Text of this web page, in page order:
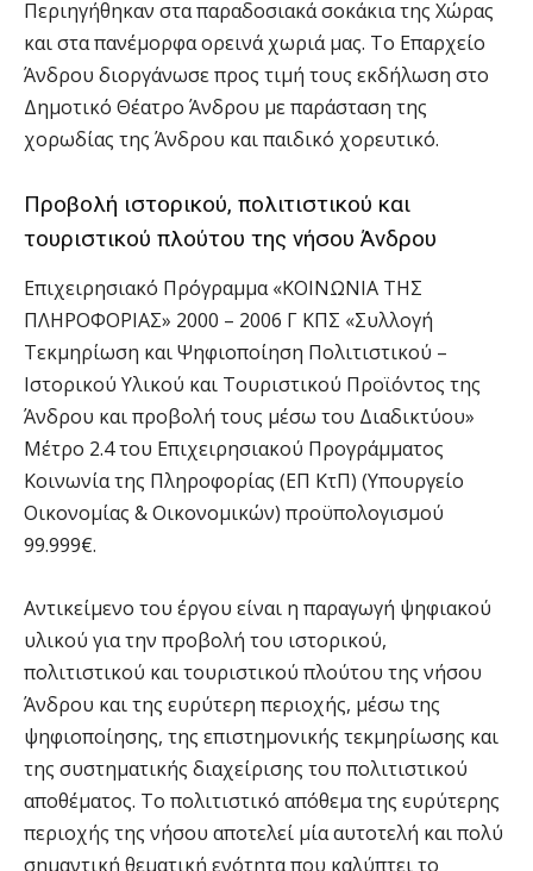
Περιηγήθηκαν στα παραδοσιακά σοκάκια της Χώρας
και στα πανέμορφα ορεινά χωριά μας. Το Επαρχείο
Άνδρου διοργάνωσε προς τιμή τους εκδήλωση στο
Δημοτικό Θέατρο Άνδρου με παράσταση της
χορωδίας της Άνδρου και παιδικό χορευτικό.
Προβολή ιστορικού, πολιτιστικού και
τουριστικού πλούτου της νήσου Άνδρου
Επιχειρησιακό Πρόγραμμα «ΚΟΙΝΩΝΙΑ ΤΗΣ
ΠΛΗΡΟΦΟΡΙΑΣ» 2000 – 2006 Γ ΚΠΣ «Συλλογή
Τεκμηρίωση και Ψηφιοποίηση Πολιτιστικού –
Ιστορικού Υλικού και Τουριστικού Προϊόντος της
Άνδρου και προβολή τους μέσω του Διαδικτύου»
Μέτρο 2.4 του Επιχειρησιακού Προγράμματος
Κοινωνία της Πληροφορίας (ΕΠ ΚτΠ) (Υπουργείο
Οικονομίας & Οικονομικών) προϋπολογισμού
99.999€.
Αντικείμενο του έργου είναι η παραγωγή ψηφιακού
υλικού για την προβολή του ιστορικού,
πολιτιστικού και τουριστικού πλούτου της νήσου
Άνδρου και της ευρύτερη περιοχής, μέσω της
ψηφιοποίησης, της επιστημονικής τεκμηρίωσης και
της συστηματικής διαχείρισης του πολιτιστικού
αποθέματος. Το πολιτιστικό απόθεμα της ευρύτερης
περιοχής της νήσου αποτελεί μία αυτοτελή και πολύ
σημαντική θεματική ενότητα που καλύπτει το